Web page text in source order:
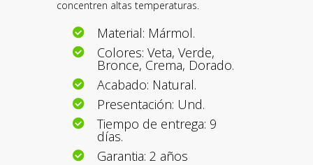
concentren altas temperaturas.
Material: Mármol.
Colores: Veta, Verde,
Bronce, Crema, Dorado.
Acabado: Natural.
Presentación: Und.
Tiempo de entrega: 9
días.
Garantia: 2 años